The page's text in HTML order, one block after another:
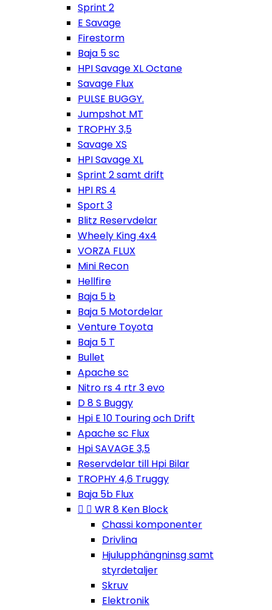
Sprint 2
E Savage
Firestorm
Baja 5 sc
HPI Savage XL Octane
Savage Flux
PULSE BUGGY.
Jumpshot MT
TROPHY 3,5
Savage XS
HPI Savage XL
Sprint 2 samt drift
HPI RS 4
Sport 3
Blitz Reservdelar
Wheely King 4x4
VORZA FLUX
Mini Recon
Hellfire
Baja 5 b
Baja 5 Motordelar
Venture Toyota
Baja 5 T
Bullet
Apache sc
Nitro rs 4 rtr 3 evo
D 8 S Buggy
Hpi E 10 Touring och Drift
Apache sc Flux
Hpi SAVAGE 3,5
Reservdelar till Hpi Bilar
TROPHY 4,6 Truggy
Baja 5b Flux
  WR 8 Ken Block
Chassi komponenter
Drivlina
Hjulupphängninsg samt
styrdetaljer
Skruv
Elektronik